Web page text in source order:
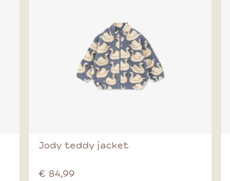
Jody teddy jacket
€ 84,99